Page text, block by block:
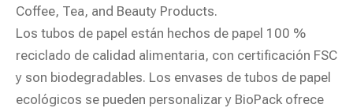
Coffee, Tea, and Beauty Products.
Los tubos de papel están hechos de papel 100 %
reciclado de calidad alimentaria, con certificación FSC
y son biodegradables. Los envases de tubos de papel
ecológicos se pueden personalizar y BioPack ofrece